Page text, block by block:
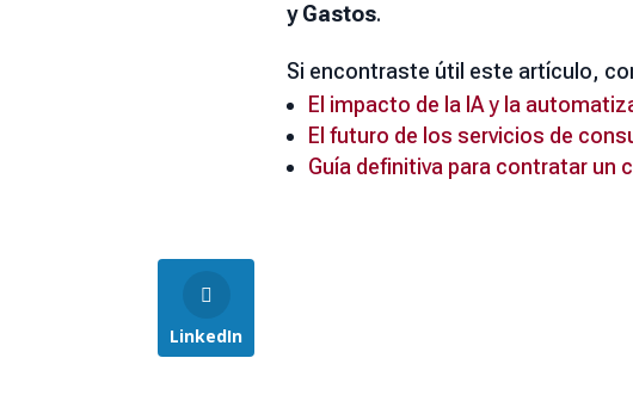
y Gastos.
Si encontraste útil este artículo,
El impacto de la IA y la
El futuro de los servicios de
Guía definitiva para contratar un
LinkedIn